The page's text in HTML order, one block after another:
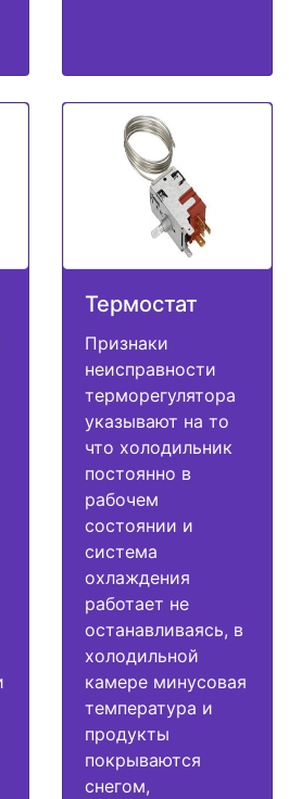
Термостат
Признаки
неисправности
терморегулятора
указывают на то
что холодильник
постоянно в
рабочем
состоянии и
система
охлаждения
работает не
останавливаясь, в
холодильной
камере минусовая
температура и
продукты
покрываются
снегом,